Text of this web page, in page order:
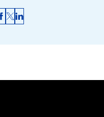
Facebook
X LinkedIn